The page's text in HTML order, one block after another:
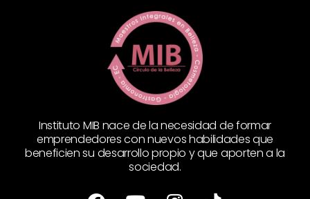
Instituto MIB nace de la necesidad de formar
emprendedores con nuevos habilidades que
beneficien su desarrollo propio y que aporten a la
sociedad.